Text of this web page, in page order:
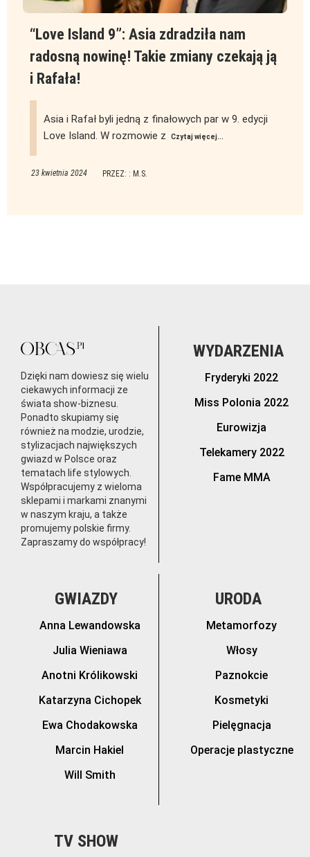
“Love Island 9”: Asia zdradziła nam
radosną nowinę! Takie zmiany czekają ją
i Rafała!
Asia i Rafał byli jedną z finałowych par w 9. edycji
Love Island. W rozmowie z
Czytaj więcej...
23 kwietnia 2024 PRZEZ: : M.S.
Dzięki nam dowiesz się wielu
ciekawych informacji ze
świata show-biznesu.
Ponadto skupiamy się
również na modzie, urodzie,
stylizacjach największych
gwiazd w Polsce oraz
tematach life stylowych.
Współpracujemy z wieloma
sklepami i markami znanymi
w naszym kraju, a także
promujemy polskie firmy.
Zapraszamy do współpracy!
WYDARZENIA
Fryderyki 2022
Miss Polonia 2022
Eurowizja
Telekamery 2022
Fame MMA
GWIAZDY
Anna Lewandowska
Julia Wieniawa
Anotni Królikowski
Katarzyna Cichopek
Ewa Chodakowska
Marcin Hakiel
Will Smith
URODA
Metamorfozy
Włosy
Paznokcie
Kosmetyki
Pielęgnacja
Operacje plastyczne
TV SHOW